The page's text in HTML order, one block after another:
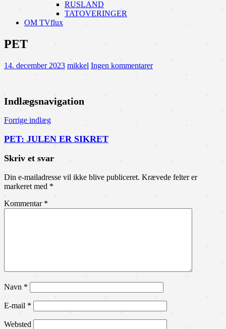
RUSLAND
TATOVERINGER
OM TVflux
PET
14. december 2023 mikkel Ingen kommentarer
Indlægsnavigation
Forrige indlæg
PET: JULEN ER SIKRET
Skriv et svar
Din e-mailadresse vil ikke blive publiceret. Krævede felter er
markeret med *
Kommentar *
Navn *
E-mail *
Websted